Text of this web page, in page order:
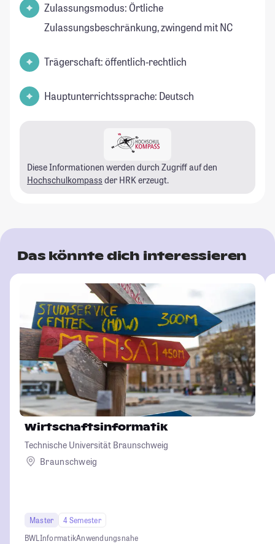
Zulassungsmodus: Örtliche
Zulassungsbeschränkung, zwingend mit NC
Trägerschaft: öffentlich-rechtlich
Hauptunterrichtssprache: Deutsch
Diese Informationen werden durch Zugriff auf den
Hochschulkompass der HRK erzeugt.
Das könnte dich interessieren
Wirtschaftsinformatik
Technische Universität Braunschweig
Braunschweig
Master
4 Semester
BWLInformatikAnwendungsnahe